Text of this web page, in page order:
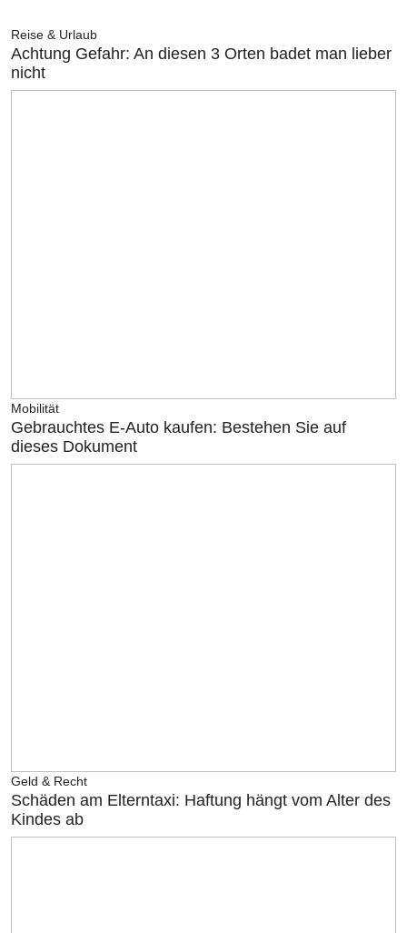
Reise & Urlaub
Achtung Gefahr: An diesen 3 Orten badet man lieber
nicht
Mobilität
Gebrauchtes E-Auto kaufen: Bestehen Sie auf
dieses Dokument
Geld & Recht
Schäden am Elterntaxi: Haftung hängt vom Alter des
Kindes ab